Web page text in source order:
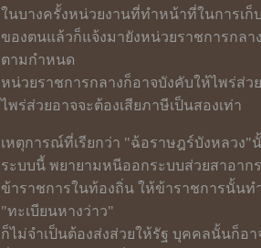
ในบางครั้งหน่วยงานที่ทำหน้าที่ในการเก็
ของตนแล้วก็แจ้งมายังหน่วยราชการกลา
ตามกำหนด
หน่วยราชการกลางก็อาจบังคับให้ไพร่ส่
ไพร่ส่วยอาจจะต้องเสียภาษีเป็นสองเท่า
เหตุการณ์ที่เรียกว่า "ฉ้อราษฎร์บังหลว
ระบบนี้ พยายามหนีออกระบบส่วยสาอา
ข้าราชการในท้องถิ่น ให้ข้าราชการนั้นท
"ทะเบียนหางว่าว"
ก็ไม่จำเป็นต้องส่งส่วยให้รัฐ บุคคลนั้นก็อ